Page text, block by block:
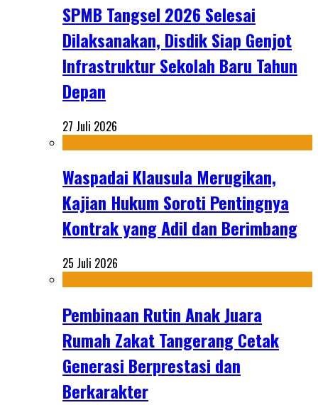
SPMB Tangsel 2026 Selesai
Dilaksanakan, Disdik Siap Genjot
Infrastruktur Sekolah Baru Tahun
Depan
27 Juli 2026
Waspadai Klausula Merugikan,
Kajian Hukum Soroti Pentingnya
Kontrak yang Adil dan Berimbang
25 Juli 2026
Pembinaan Rutin Anak Juara
Rumah Zakat Tangerang Cetak
Generasi Berprestasi dan
Berkarakter